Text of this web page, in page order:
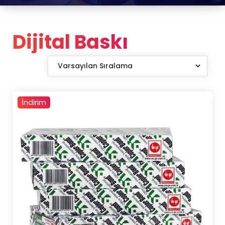
Dijital Baskı
İndirim